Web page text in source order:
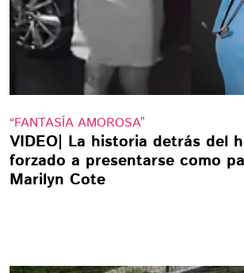
“FANTASÍA AMOROSA”
VIDEO| La historia detrás del
forzado a presentarse como
Marilyn Cote